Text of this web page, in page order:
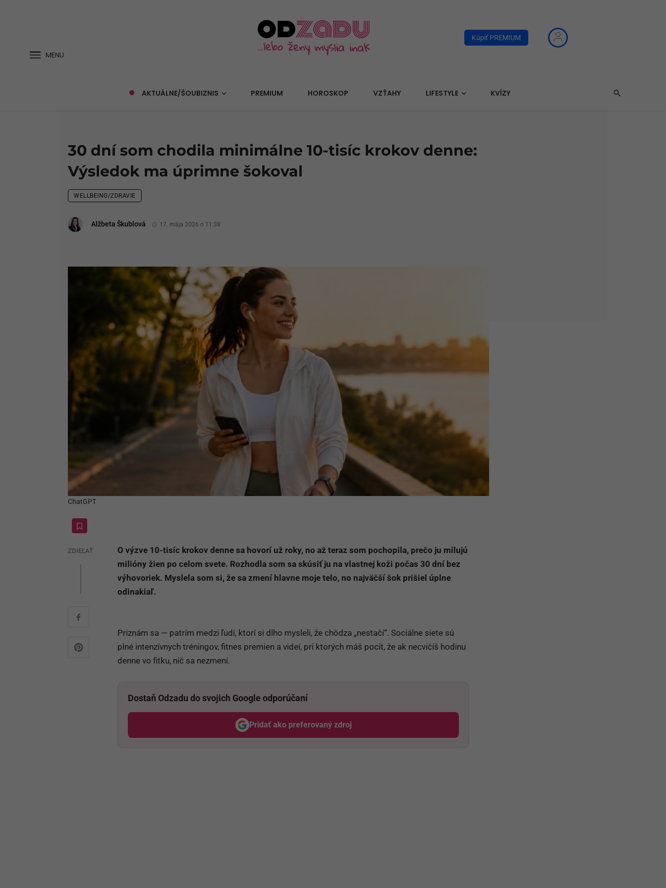
MENU
Kúpiť PREMIUM
AKTUÁLNE/ŠOUBIZNIS PREMIUM HOROSKOP VZŤAHY LIFESTYLE KVÍZY
30 dní som chodila minimálne 10-tisíc krokov denne:
Výsledok ma úprimne šokoval
WELLBEING/ZDRAVIE
Alžbeta Škublová 17. mája 2026 o 11:38
ChatGPT
ZDIEĽAŤ
O výzve 10-tisíc krokov denne sa hovorí už roky, no až teraz som pochopila, prečo ju milujú
milióny žien po celom svete. Rozhodla som sa skúsiť ju na vlastnej koži počas 30 dní bez
výhovoriek. Myslela som si, že sa zmení hlavne moje telo, no najväčší šok prišiel úplne
odinakiaľ.
Priznám sa — patrím medzi ľudí, ktorí si dlho mysleli, že chôdza „nestačí“. Sociálne siete sú
plné intenzívnych tréningov, fitnes premien a videí, pri ktorých máš pocit, že ak necvičíš hodinu
denne vo fitku, nič sa nezmení.
Dostaň Odzadu do svojich Google odporúčaní
Pridať ako preferovaný zdroj
Odzadu, odkaz sa otvorí v novom okne